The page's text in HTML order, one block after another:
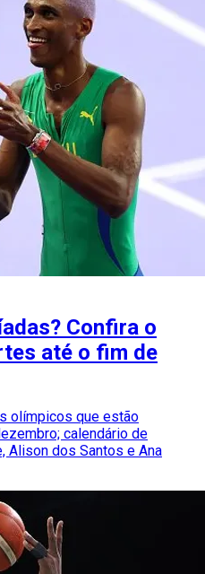
Confira o
até o fim de
olímpicos que estão
calendário de
Alison dos Santos e Ana